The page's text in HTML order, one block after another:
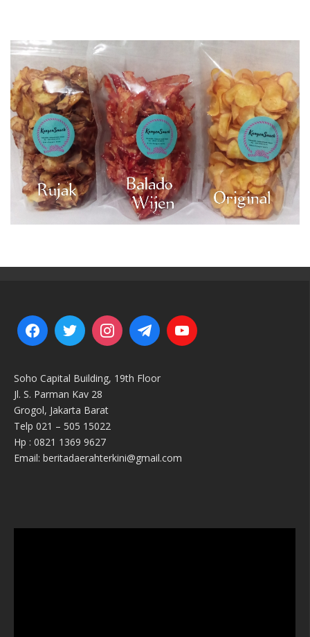
Soho Capital Building, 19th Floor
Jl. S. Parman Kav 28
Grogol, Jakarta Barat
Telp 021 – 505 15022
Hp : 0821 1369 9627
Email: beritadaerahterkini@gmail.com